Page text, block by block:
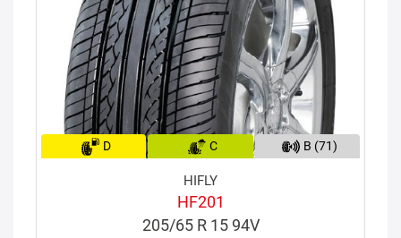
D C B (71)
HIFLY
HF201
205/65 R 15 94V